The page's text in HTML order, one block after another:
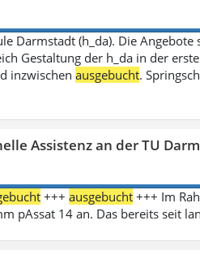
Darmstadt (h_da). Die
Gestaltung der h_da in der
inzwischenausgebucht.
Assistenz an der TU
+++ausgebucht +++ Im
pAssat 14 an. Das bereits seit